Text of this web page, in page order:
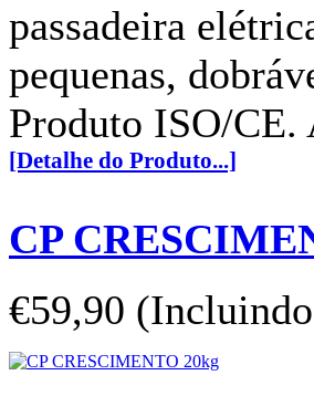
passadeira
pequenas,
Produto ISO/CE.
[Detalhe do Produto...]
CP
€59,90